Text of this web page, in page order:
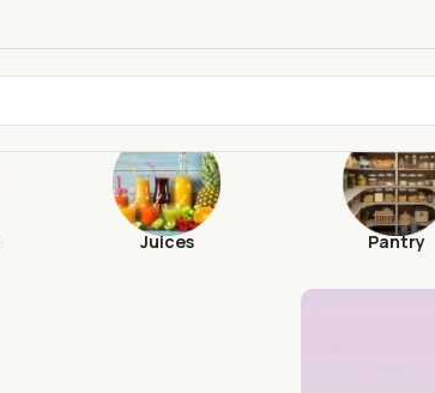
Juices Pantry